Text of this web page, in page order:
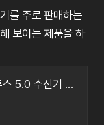
를 주로 판매하는
보이는 제품을 하
[$11.82] M6 NFC 블루투스 5.0 수신기 및 송신기 및 FM 3 1 어댑터 (블랙)